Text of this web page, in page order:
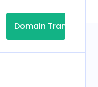
Domain Transfer